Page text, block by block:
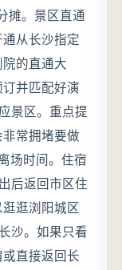
摊。景区直通
从长沙指定
的直通大
并匹配好演
景区。重点提
常拥堵要做
场时间。住宿
后返回市区住
逛浏阳城区
沙。如果只看
直接返回长